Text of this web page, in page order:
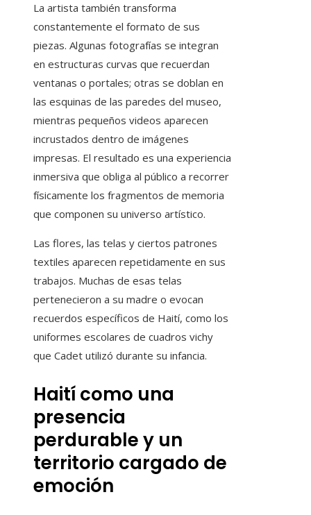
La artista también transforma
constantemente el formato de sus
piezas. Algunas fotografías se integran
en estructuras curvas que recuerdan
ventanas o portales; otras se doblan en
las esquinas de las paredes del museo,
mientras pequeños videos aparecen
incrustados dentro de imágenes
impresas. El resultado es una experiencia
inmersiva que obliga al público a recorrer
físicamente los fragmentos de memoria
que componen su universo artístico.
Las flores, las telas y ciertos patrones
textiles aparecen repetidamente en sus
trabajos. Muchas de esas telas
pertenecieron a su madre o evocan
recuerdos específicos de Haití, como los
uniformes escolares de cuadros vichy
que Cadet utilizó durante su infancia.
Haití como una
presencia
perdurable y un
territorio cargado de
emoción